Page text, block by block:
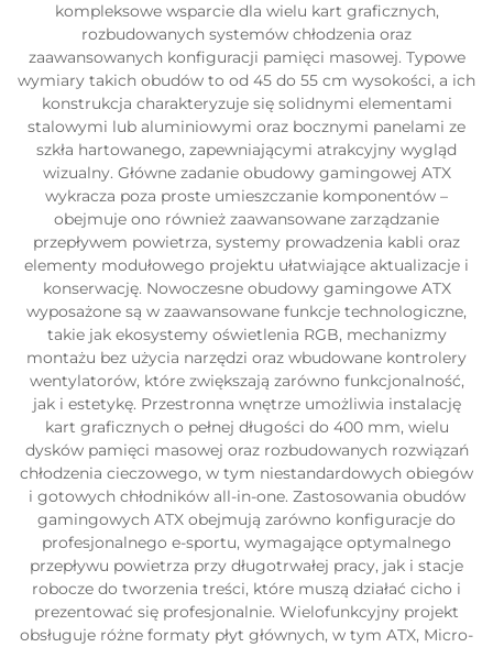
kompleksowe wsparcie dla wielu kart graficznych,
rozbudowanych systemów chłodzenia oraz
zaawansowanych konfiguracji pamięci masowej. Typowe
wymiary takich obudów to od 45 do 55 cm wysokości, a ich
konstrukcja charakteryzuje się solidnymi elementami
stalowymi lub aluminiowymi oraz bocznymi panelami ze
szkła hartowanego, zapewniającymi atrakcyjny wygląd
wizualny. Główne zadanie obudowy gamingowej ATX
wykracza poza proste umieszczanie komponentów –
obejmuje ono również zaawansowane zarządzanie
przepływem powietrza, systemy prowadzenia kabli oraz
elementy modułowego projektu ułatwiające aktualizacje i
konserwację. Nowoczesne obudowy gamingowe ATX
wyposażone są w zaawansowane funkcje technologiczne,
takie jak ekosystemy oświetlenia RGB, mechanizmy
montażu bez użycia narzędzi oraz wbudowane kontrolery
wentylatorów, które zwiększają zarówno funkcjonalność,
jak i estetykę. Przestronna wnętrze umożliwia instalację
kart graficznych o pełnej długości do 400 mm, wielu
dysków pamięci masowej oraz rozbudowanych rozwiązań
chłodzenia cieczowego, w tym niestandardowych obiegów
i gotowych chłodników all-in-one. Zastosowania obudów
gamingowych ATX obejmują zarówno konfiguracje do
profesjonalnego e-sportu, wymagające optymalnego
przepływu powietrza przy długotrwałej pracy, jak i stacje
robocze do tworzenia treści, które muszą działać cicho i
prezentować się profesjonalnie. Wielofunkcyjny projekt
obsługuje różne formaty płyt głównych, w tym ATX, Micro-